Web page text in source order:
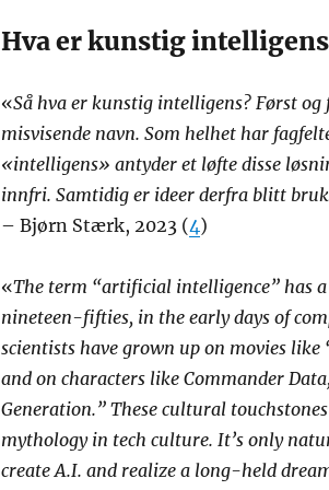
Hva er kunstig
«Så hva er kunstig intelligens? Først
misvisende navn. Som helhet har
«intelligens» antyder et løfte disse
innfri. Samtidig er ideer derfra blitt
– Bjørn Stærk, 2023 (4)
«The term “artificial intelligence” has
nineteen-fifties, in the early days of
scientists have grown up on movies
and on characters like Commander
Generation.” These cultural
mythology in tech culture. It’s only
create A.I. and realize a long-held